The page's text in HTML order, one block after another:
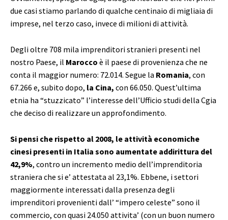
due casi stiamo parlando di qualche centinaio di migliaia di
imprese, nel terzo caso, invece di milioni di attività.
Degli oltre 708 mila imprenditori stranieri presenti nel
nostro Paese, il Marocco è il paese di provenienza che ne
conta il maggior numero: 72.014. Segue la Romania, con
67.266 e, subito dopo, la Cina, con 66.050. Quest’ultima
etnia ha “stuzzicato” l’interesse dell’Ufficio studi della Cgia
che deciso di realizzare un approfondimento.
Si pensi che rispetto al 2008, le attività economiche
cinesi presenti in Italia sono aumentate addirittura del
42,9%, contro un incremento medio dell’imprenditoria
straniera che si e’ attestata al 23,1%. Ebbene, i settori
maggiormente interessati dalla presenza degli
imprenditori provenienti dall’ “impero celeste” sono il
commercio, con quasi 24.050 attivita’ (con un buon numero